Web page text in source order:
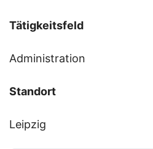
Tätigkeitsfeld
Administration
Standort
Leipzig